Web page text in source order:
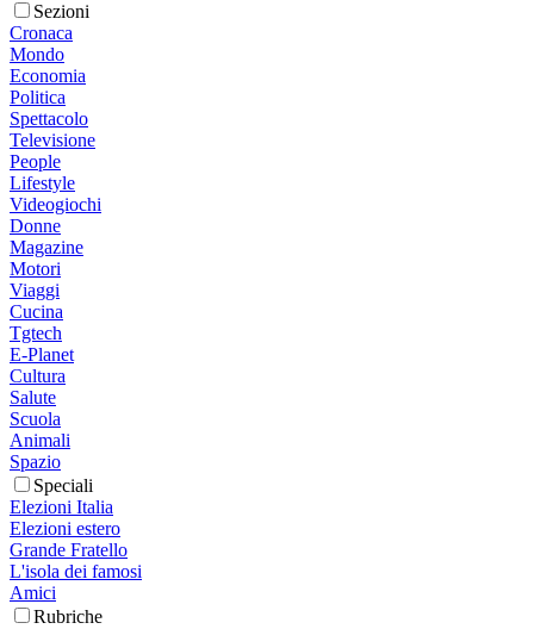
Sezioni
Cronaca
Mondo
Economia
Politica
Spettacolo
Televisione
People
Lifestyle
Videogiochi
Donne
Magazine
Motori
Viaggi
Cucina
Tgtech
E-Planet
Cultura
Salute
Scuola
Animali
Spazio
Speciali
Elezioni Italia
Elezioni estero
Grande Fratello
L'isola dei famosi
Amici
Rubriche